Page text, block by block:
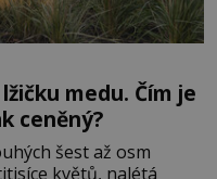
medu. Čím je
ceněný?
šest až osm
květů, nalétá